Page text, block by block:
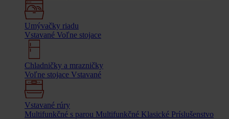
Umývačky riadu
Vstavané Voľne stojace
Chladničky a mrazničky
Voľne stojace Vstavané
Vstavané rúry
Multifunkčné s parou Multifunkčné Klasické Príslušenstvo